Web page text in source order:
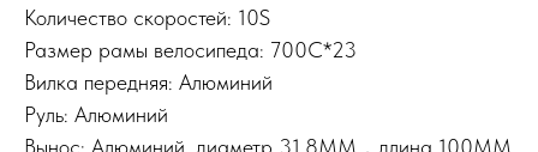
Количество скоростей: 10S
Размер рамы велосипеда: 700C*23
Вилка передняя: Алюминий
Руль: Алюминий
Вынос: Алюминий, диаметр 31.8MM，длина 100MM